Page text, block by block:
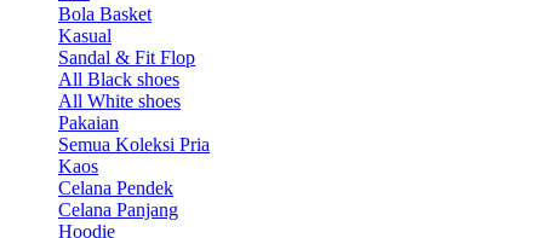
Bola Basket
Kasual
Sandal & Fit Flop
All Black shoes
All White shoes
Pakaian
Semua Koleksi Pria
Kaos
Celana Pendek
Celana Panjang
Hoodie